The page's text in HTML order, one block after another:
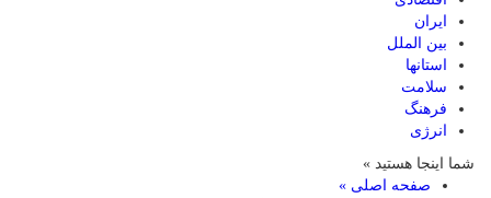
ایران
بین الملل
استانها
سلامت
فرهنگ
انرژی
شما اینجا هستید »
صفحه اصلی »